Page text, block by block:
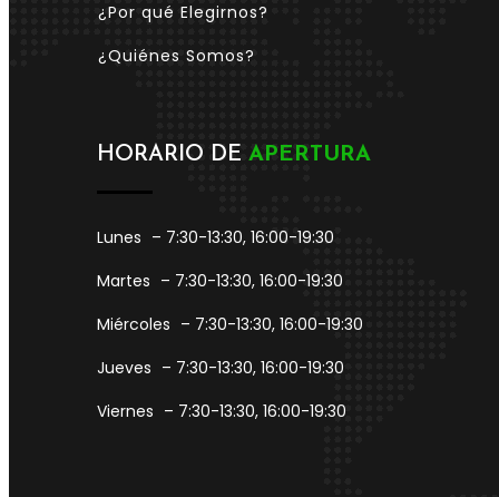
¿Por qué Elegirnos?
¿Quiénes Somos?
HORARIO DE APERTURA
Lunes – 7:30-13:30, 16:00-19:30
Martes – 7:30-13:30, 16:00-19:30
Miércoles – 7:30-13:30, 16:00-19:30
Jueves – 7:30-13:30, 16:00-19:30
Viernes – 7:30-13:30, 16:00-19:30